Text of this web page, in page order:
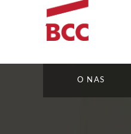
O NAS